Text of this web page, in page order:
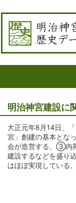
明治神宮建設に
大正元年8月14日、
宮」創建の基本とな
会が造営する、③内
建設するなどを盛り
はほぼ実現している。